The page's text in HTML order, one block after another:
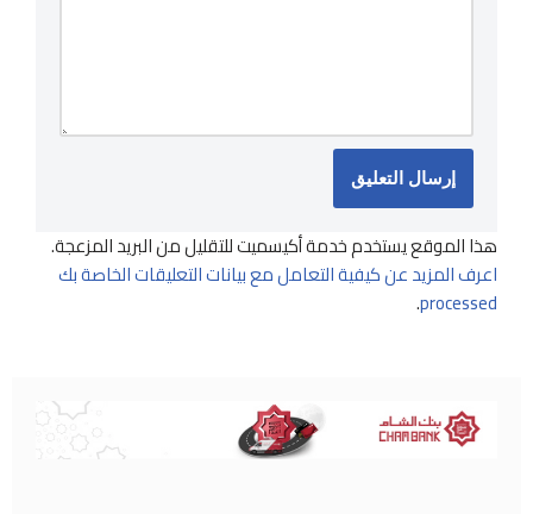
هذا الموقع يستخدم خدمة أكيسميت للتقليل من البريد المزعجة.
اعرف المزيد عن كيفية التعامل مع بيانات التعليقات الخاصة بك
processed
.